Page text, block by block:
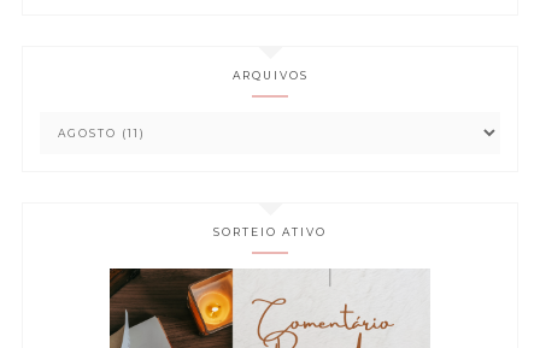
ARQUIVOS
SORTEIO ATIVO